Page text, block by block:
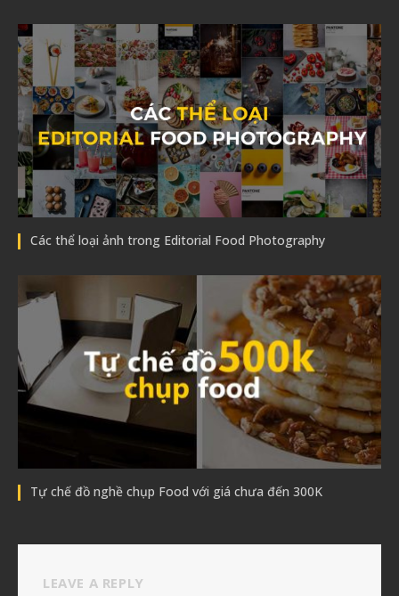
Các thể loại ảnh trong Editorial Food Photography
Tự chế đồ nghề chụp Food với giá chưa đến 300K
LEAVE A REPLY